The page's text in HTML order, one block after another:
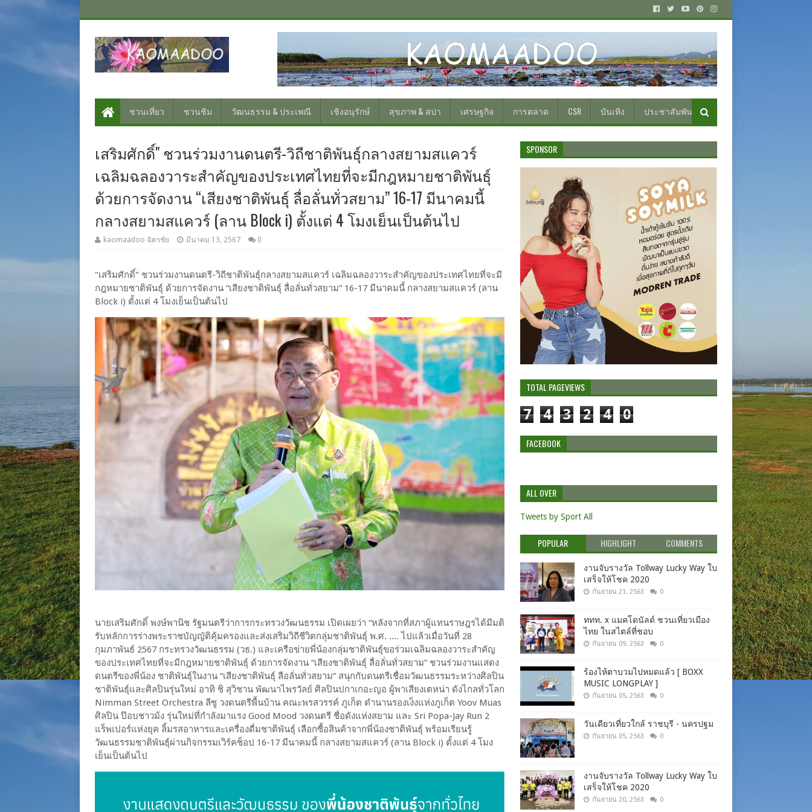
ชวนเที่ยว ชวนชิม วัฒนธรรม & ประเพณี เชิงอนุรักษ์ สุขภาพ & สปา เศรษฐกิจ การตลาด CSR บันเทิง ประชาสัมพันธ์
เสริมศักดิ์" ชวนร่วมงานดนตรี-วิถีชาติพันธุ์กลางสยามสแควร์
เฉลิมฉลองวาระสำคัญของประเทศไทยที่จะมีกฎหมายชาติพันธุ์
ด้วยการจัดงาน “เสียงชาติพันธุ์ ลื่อลั่นทั่วสยาม” 16-17 มีนาคมนี้
กลางสยามสแควร์ (ลาน Block i) ตั้งแต่ 4 โมงเย็นเป็นต้นไป
kaomaadoo ฉัตรชัย มีนาคม 13, 2567 0
"เสริมศักดิ์" ชวนร่วมงานดนตรี-วิถีชาติพันธุ์กลางสยามสแควร์ เฉลิมฉลองวาระสำคัญของประเทศไทยที่จะมี
กฎหมายชาติพันธุ์ ด้วยการจัดงาน “เสียงชาติพันธุ์ ลื่อลั่นทั่วสยาม” 16-17 มีนาคมนี้ กลางสยามสแควร์ (ลาน
Block i) ตั้งแต่ 4 โมงเย็นเป็นต้นไป
นายเสริมศักดิ์ พงษ์พานิช รัฐมนตรีว่าการกระทรวงวัฒนธรรม เปิดเผยว่า “หลังจากที่สภาผู้แทนราษฎรได้มีมติ
รับหลักการร่างพระราชบัญญัติคุ้มครองและส่งเสริมวิถีชีวิตกลุ่มชาติพันธุ์ พ.ศ. .... ไปแล้วเมื่อวันที่ 28
กุมภาพันธ์ 2567 กระทรวงวัฒนธรรม (วธ.) และเครือข่ายพี่น้องกลุ่มชาติพันธุ์ขอร่วมเฉลิมฉลองวาระสำคัญ
ของประเทศไทยที่จะมีกฎหมายชาติพันธุ์ ด้วยการจัดงาน “เสียงชาติพันธุ์ ลื่อลั่นทั่วสยาม” ชวนร่วมงานแสดง
ดนตรีของพี่น้อง ชาติพันธุ์ในงาน “เสียงชาติพันธุ์ ลือลั่นทั่วสยาม” สนุกกับดนตรีเชื่อมวัฒนธรรมระหว่างศิลปิน
ชาติพันธุ์และศิลปินรุ่นใหม่ อาทิ ชิ สุวิชาน พัฒนาไพรวัลย์ ศิลปินปกาเกอะญอ ผู้พาเสียงเตหน่า ดังไกลทั่วโลก
Nimman Street Orchestra ลีซู วงดนตรีพื้นบ้าน คณะพรสวรรค์ ภูเก็ต ตำนานรองเง็งแห่งภูเก็ต Yoov Muas
ศิลปิน ป๊อบชาวม้ง รุ่นใหม่ที่กำลังมาแรง Good Mood วงดนตรี ชื่อดังแห่งสยาม และ Sri Popa-Jay Run 2
แร็พเปอร์แห่งยุค ลิ้มรสอาหารและเครื่องดื่มชาติพันธุ์ เลือกซื้อสินค้าจากพี่น้องชาติพันธุ์ พร้อมเรียนรู้
วัฒนธรรมชาติพันธุ์ผ่านกิจกรรมเวิร์คช็อป 16-17 มีนาคมนี้ กลางสยามสแควร์ (ลาน Block i) ตั้งแต่ 4 โมง
เย็นเป็นต้นไป
SPONSOR
TOTAL PAGEVIEWS
7 4 3 2 4 0
FACEBOOK
ALL OVER
Tweets by Sport All
POPULAR HIGHLIGHT COMMENTS
งานจับรางวัล Tollway Lucky Way ใบ
เสร็จให้โชค 2020
กันยายน 21, 2563 0
ททท. x แมคโดนัลด์ ชวนเที่ยวเมือง
ไทย ในสไตล์ที่ชอบ
กันยายน 09, 2563 0
ร้องไห้ตาบวมไปหมดแล้ว [ BOXX
MUSIC LONGPLAY ]
กันยายน 05, 2563 0
วันเดียวเที่ยวใกล้ ราชบุรี - นครปฐม
กันยายน 05, 2563 0
งานจับรางวัล Tollway Lucky Way ใบ
เสร็จให้โชค 2020
กันยายน 20, 2563 0